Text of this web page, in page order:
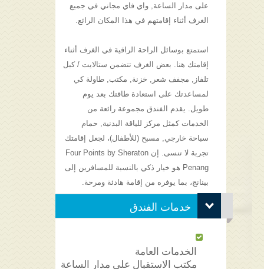
على مدار الساعة, واي فاي مجاني في جميع
الغرف أثناء إقامتهم في هذا المكان الرائع.
استمتع بوسائل الراحة الراقية في الغرف أثناء
إقامتك هنا. بعض الغرف تتضمن ستالايت / كبل
تلفاز, مجفف شعر, خزنة, مكتب, طاولة كي
لمساعدتك على استعادة طاقتك بعد يوم
طويل. يقدم الفندق مجموعة رائعة من
الخدمات كمثل مركز للياقة البدنية, حمام
سباحة خارجي, مسبح (للأطفال)، لجعل إقامتك
تجربة لا تنسى. إن Four Points by Sheraton
Penang هو خيار ذكي بالنسبة للمسافرين إلى
بينانج، بما يوفره من إقامة هادئة ومرحة.
خدمات الفندق
الخدمات العامة
مكتب الاستقبال على مدار الساعة